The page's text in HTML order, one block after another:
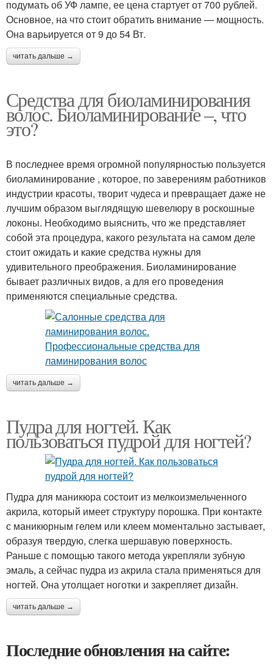
подумать об УФ лампе, ее цена стартует от 700 рублей.
Основное, на что стоит обратить внимание — мощность.
Она варьируется от 9 до 54 Вт.
читать дальше →
Средства для биоламинирования
волос. Биоламинирование –, что
это?
В последнее время огромной популярностью пользуется
биоламинирование , которое, по заверениям работников
индустрии красоты, творит чудеса и превращает даже не
лучшим образом выглядящую шевелюру в роскошные
локоны. Необходимо выяснить, что же представляет
собой эта процедура, какого результата на самом деле
стоит ожидать и какие средства нужны для
удивительного преображения. Биоламинирование
бывает различных видов, а для его проведения
применяются специальные средства.
читать дальше →
Пудра для ногтей. Как
пользоваться пудрой для ногтей?
Пудра для маникюра состоит из мелкоизмельченного
акрила, который имеет структуру порошка. При контакте
с маникюрным гелем или клеем моментально застывает,
образуя твердую, слегка шершавую поверхность.
Раньше с помощью такого метода укрепляли зубную
эмаль, а сейчас пудра из акрила стала применяться для
ногтей. Она утолщает ноготки и закрепляет дизайн.
читать дальше →
Последние обновления на сайте: